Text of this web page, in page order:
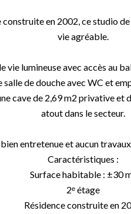
construite en 2002, ce studio
vie agréable.
vie lumineuse avec accès au
salle de douche avec WC et
cave de 2,69 m2 privative et
atout dans le secteur.
entretenue et aucun
Caractéristiques :
Surface habitable : ±30
2ᵉ étage
Résidence construite en